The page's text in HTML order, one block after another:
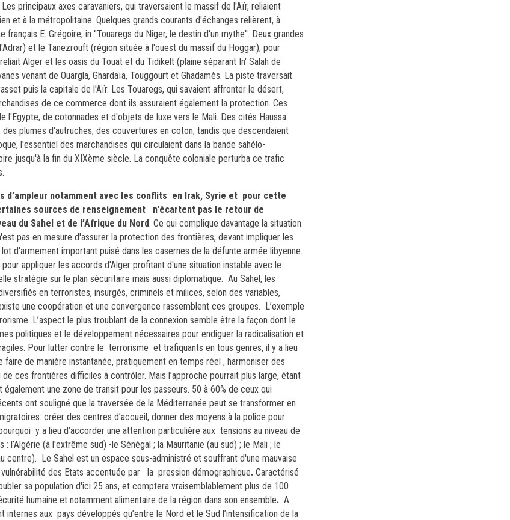
Les principaux axes caravaniers, qui traversaient le massif de l'Aïr, reliaient
et à la métropolitaine. Quelques grands courants d'échanges relièrent, à
E. Grégoire, in ''Touaregs du Niger, le destin d'un mythe''. Deux grandes
et le Tanezrouft (région située à l'ouest du massif du Hoggar), pour
Alger et les oasis du Touat et du Tidikelt (plaine séparant In' Salah de
venant de Ouargla, Ghardaïa, Touggourt et Ghadamès. La piste traversait
puis la capitale de l'Aïr. Les Touaregs, qui savaient affronter le désert,
de ce commerce dont ils assuraient également la protection. Ces
de cotonnades et d'objets de luxe vers le Mali. Des cités Haussa
plumes d'autruches, des couvertures en coton, tandis que descendaient
l'essentiel des marchandises qui circulaient dans la bande sahélo-
jusqu'à la fin du XIXème siècle. La conquête coloniale perturba ce trafic
notamment avec les conflits en Irak, Syrie et pour cette
sources de renseignement
n'écartent pas le retour de
du Sahel et de l’Afrique du Nord. Ce qui complique davantage la situation
pas en mesure d'assurer la protection des frontières, devant impliquer les
d'armement important puisé dans les casernes de la défunte armée libyenne.
appliquer les accords d'Alger profitant d'une situation instable avec le
stratégie sur le plan sécuritaire mais aussi diplomatique. Au Sahel, les
en terroristes, insurgés, criminels et milices, selon des variables,
une coopération et une convergence rassemblent ces groupes. L’exemple
L’aspect le plus troublant de la connexion semble être la façon dont le
politiques et le développement nécessaires pour endiguer la radicalisation et
Pour lutter contre le terrorisme et trafiquants en tous genres, il y a lieu
faire de manière instantanée, pratiquement en temps réel , harmoniser des
ces frontières difficiles à contrôler. Mais l’approche pourrait plus large, étant
une zone de transit pour les passeurs. 50 à 60% de ceux qui
ont souligné que la traversée de la Méditerranée peut se transformer en
créer des centres d’accueil, donner des moyens à la police pour
y a lieu d’accorder une attention particulière aux tensions au niveau de
l’Algérie (à l'extrême sud) -le Sénégal ; la Mauritanie (au sud) ; le Mali ; le
centre). Le Sahel est un espace sous-administré et souffrant d'une mauvaise
des Etats accentuée par
la pression démographique. Caractérisé
sa population d'ici 25 ans, et comptera vraisemblablement plus de 100
humaine et notamment alimentaire de la région dans son ensemble. A
aux pays développés qu’entre le Nord et le Sud l’intensification de la